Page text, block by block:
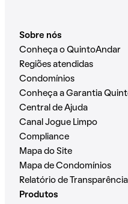
Sobre nós
Conheça o QuintoAndar
Regiões atendidas
Condomínios
Conheça a Garantia
Central de Ajuda
Canal Jogue Limpo
Compliance
Mapa do Site
Mapa de Condomínios
Relatório de Transparência
Produtos